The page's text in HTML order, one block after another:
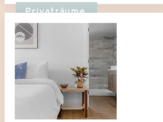
Privaträume